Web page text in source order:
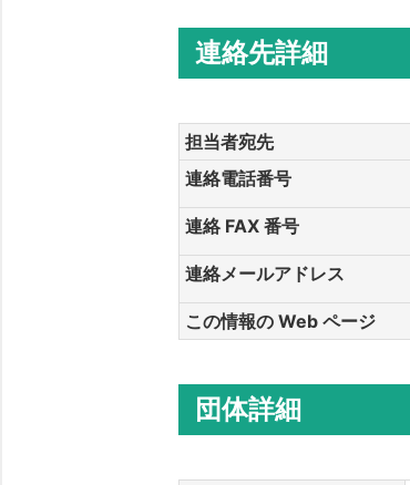
連絡先詳細
担当者宛先
連絡電話番号
連絡 FAX 番号
連絡メールアドレス
この情報の Web ページ
団体詳細